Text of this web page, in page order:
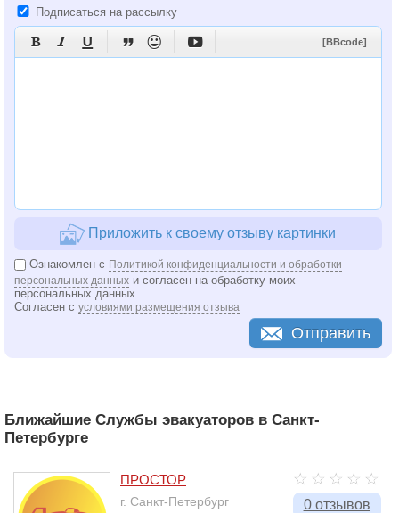
Подписаться на рассылку
      [BBcode]
Приложить к своему отзыву картинки
Ознакомлен с Политикой конфиденциальности и обработки
персональных данных и согласен на обработку моих
персональных данных.
Согласен с условиями размещения отзыва
Отправить
Ближайшие Службы эвакуаторов в Санкт-
Петербурге
0 отзывов
ПРОСТОР
г. Санкт-Петербург